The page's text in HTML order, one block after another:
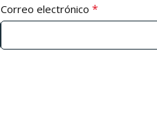
Correo electrónico *